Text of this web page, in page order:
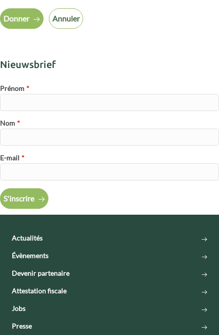
Donner Annuler
Nieuwsbrief
Prénom *
Nom *
E-mail *
S'inscrire
Actualités
Évènements
Devenir partenaire
Attestation fiscale
Jobs
Presse